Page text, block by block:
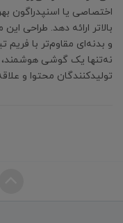
اختصاصی یا اسنپدراگون
بالاتر ارائه دهد. طراحی
نه‌تنها یک گوشی هوشمند،
تولیدکنندگان محتوا و